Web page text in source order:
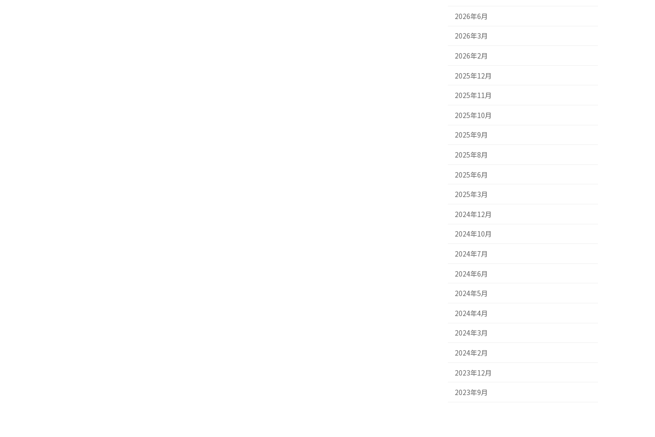
2026年6月
2026年3月
2026年2月
2025年12月
2025年11月
2025年10月
2025年9月
2025年8月
2025年6月
2025年3月
2024年12月
2024年10月
2024年7月
2024年6月
2024年5月
2024年4月
2024年3月
2024年2月
2023年12月
2023年9月